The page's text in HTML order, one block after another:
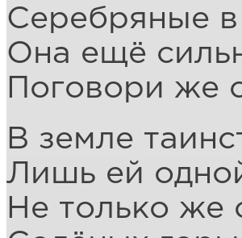
Серебряные в
Она ещё
Поговори же
В земле
Лишь ей
Не только же